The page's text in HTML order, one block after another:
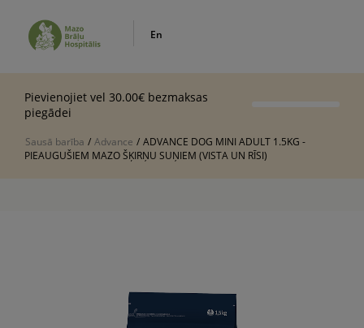
En
Pievienojiet vel 30.00€ bezmaksas
piegādei
Sausā barība / Advance / ADVANCE DOG MINI ADULT 1.5KG -
PIEAUGUŠIEM MAZO ŠĶIRŅU SUŅIEM (VISTA UN RĪSI)